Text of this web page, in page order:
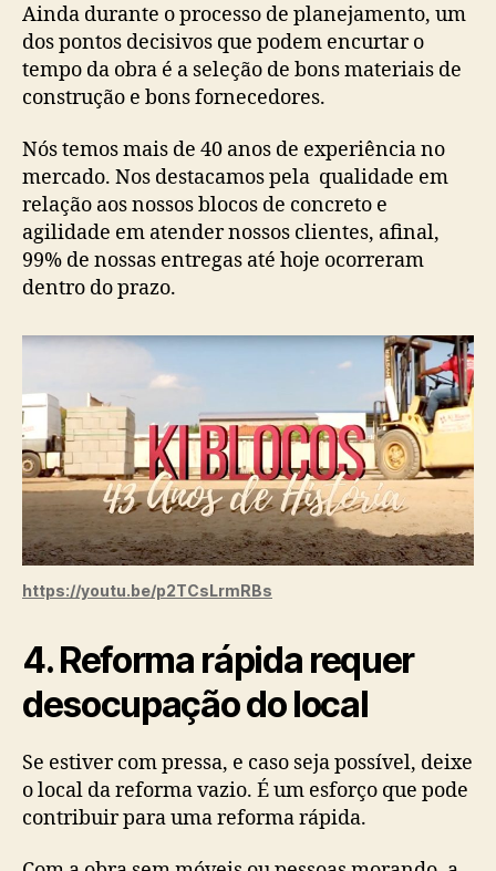
Ainda durante o processo de planejamento, um
dos pontos decisivos que podem encurtar o
tempo da obra é a seleção de bons materiais de
construção e bons fornecedores.
Nós temos mais de 40 anos de experiência no
mercado. Nos destacamos pela qualidade em
relação aos nossos blocos de concreto e
agilidade em atender nossos clientes, afinal,
99% de nossas entregas até hoje ocorreram
dentro do prazo.
https://youtu.be/p2TCsLrmRBs
4. Reforma rápida requer
desocupação do local
Se estiver com pressa, e caso seja possível, deixe
o local da reforma vazio. É um esforço que pode
contribuir para uma reforma rápida.